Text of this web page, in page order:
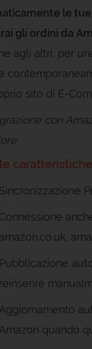
le
gli ordini da
agli altri, per
sito di E-
con
Sincronizzazione
Connessione
amazon.co.uk,
Pubblicazione
reinserire
Aggiornamento
Amazon quando